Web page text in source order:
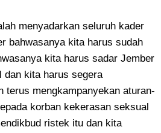
menyadarkan seluruh kader
bahwasanya kita harus sudah
kita harus sadar Jember
dan kita harus segera
terus mengkampanyekan aturan-
korban kekerasan seksual
ristek itu dan kita